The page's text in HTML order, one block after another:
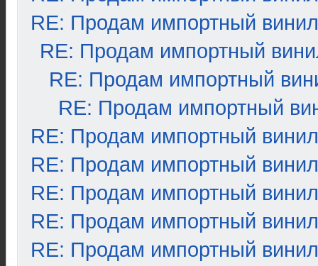
RE: Продам импортный винил
RE: Продам импортный
RE: Продам импортный
RE: Продам импортный
RE: Продам импортный винил
RE: Продам импортный винил
RE: Продам импортный винил
RE: Продам импортный винил
RE: Продам импортный винил